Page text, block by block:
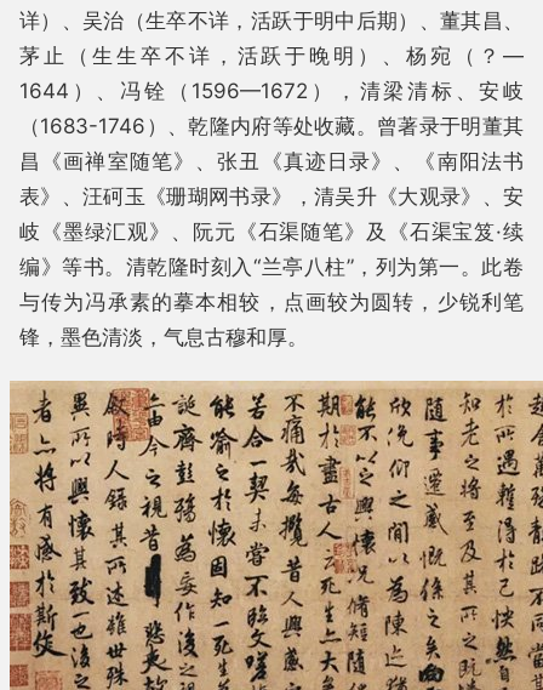
详）、吴治（生卒不详，活跃于明中后期）、董其昌、
茅止（生生卒不详，活跃于晚明）、杨宛（？—
1644）、冯铨（1596—1672），清梁清标、安岐
（1683-1746）、乾隆内府等处收藏。曾著录于明董其
昌《画禅室随笔》、张丑《真迹日录》、《南阳法书
表》、汪砢玉《珊瑚网书录》，清吴升《大观录》、安
岐《墨绿汇观》、阮元《石渠随笔》及《石渠宝笈·续
编》等书。清乾隆时刻入“兰亭八柱”，列为第一。此卷
与传为冯承素的摹本相较，点画较为圆转，少锐利笔
锋，墨色清淡，气息古穆和厚。